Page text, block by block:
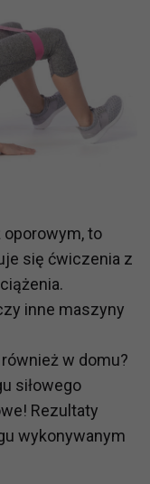
oporowym, to
się ćwiczenia z
inne maszyny
w domu?
siłowego
Rezultaty
wykonywanym